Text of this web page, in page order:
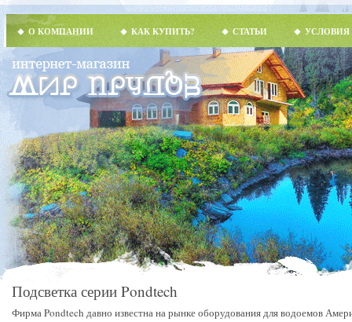
О КОМПАНИИ КАК КУПИТЬ? СТАТЬИ УСЛОВИЯ
Подсветка серии Pondtech
Фирма Pondtech давно известна на рынке оборудования для водоемов